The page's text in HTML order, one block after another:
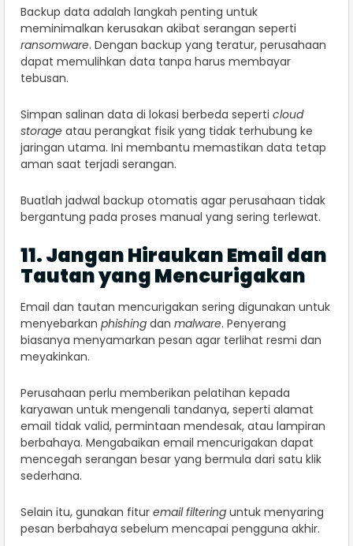
Backup data adalah langkah penting untuk
meminimalkan kerusakan akibat serangan seperti
ransomware. Dengan backup yang teratur, perusahaan
dapat memulihkan data tanpa harus membayar
tebusan.
Simpan salinan data di lokasi berbeda seperti cloud
storage atau perangkat fisik yang tidak terhubung ke
jaringan utama. Ini membantu memastikan data tetap
aman saat terjadi serangan.
Buatlah jadwal backup otomatis agar perusahaan tidak
bergantung pada proses manual yang sering terlewat.
11. Jangan Hiraukan Email dan
Tautan yang Mencurigakan
Email dan tautan mencurigakan sering digunakan untuk
menyebarkan phishing dan malware. Penyerang
biasanya menyamarkan pesan agar terlihat resmi dan
meyakinkan.
Perusahaan perlu memberikan pelatihan kepada
karyawan untuk mengenali tandanya, seperti alamat
email tidak valid, permintaan mendesak, atau lampiran
berbahaya. Mengabaikan email mencurigakan dapat
mencegah serangan besar yang bermula dari satu klik
sederhana.
Selain itu, gunakan fitur email filtering untuk menyaring
pesan berbahaya sebelum mencapai pengguna akhir.